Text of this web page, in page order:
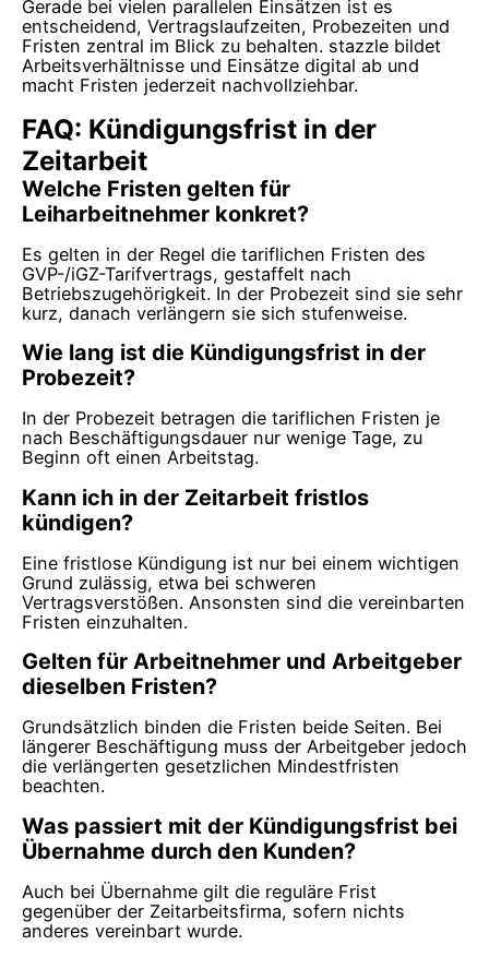
Gerade bei vielen parallelen Einsätzen ist es
entscheidend, Vertragslaufzeiten, Probezeiten und
Fristen zentral im Blick zu behalten. stazzle bildet
Arbeitsverhältnisse und Einsätze digital ab und
macht Fristen jederzeit nachvollziehbar.
FAQ: Kündigungsfrist in der
Zeitarbeit
Welche Fristen gelten für
Leiharbeitnehmer konkret?
Es gelten in der Regel die tariflichen Fristen des
GVP-/iGZ-Tarifvertrags, gestaffelt nach
Betriebszugehörigkeit. In der Probezeit sind sie sehr
kurz, danach verlängern sie sich stufenweise.
Wie lang ist die Kündigungsfrist in der
Probezeit?
In der Probezeit betragen die tariflichen Fristen je
nach Beschäftigungsdauer nur wenige Tage, zu
Beginn oft einen Arbeitstag.
Kann ich in der Zeitarbeit fristlos
kündigen?
Eine fristlose Kündigung ist nur bei einem wichtigen
Grund zulässig, etwa bei schweren
Vertragsverstößen. Ansonsten sind die vereinbarten
Fristen einzuhalten.
Gelten für Arbeitnehmer und Arbeitgeber
dieselben Fristen?
Grundsätzlich binden die Fristen beide Seiten. Bei
längerer Beschäftigung muss der Arbeitgeber jedoch
die verlängerten gesetzlichen Mindestfristen
beachten.
Was passiert mit der Kündigungsfrist bei
Übernahme durch den Kunden?
Auch bei Übernahme gilt die reguläre Frist
gegenüber der Zeitarbeitsfirma, sofern nichts
anderes vereinbart wurde.